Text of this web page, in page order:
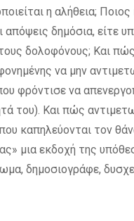
η αλήθεια; Ποιος
δημόσια, είτε
δολοφόνους; Και
να μην
φρόντισε να
του). Και πώς
καπηλεύονται τον
μια εκδοχή της
δημοσιογράφε,